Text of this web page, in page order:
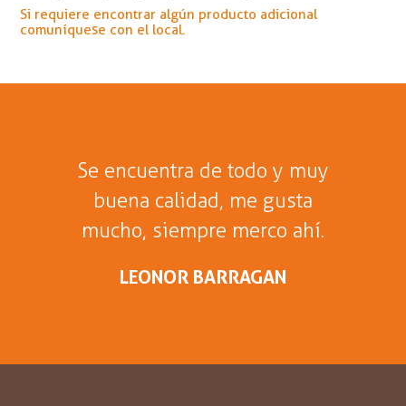
Si requiere encontrar algún producto adicional
comuníquese con el local.